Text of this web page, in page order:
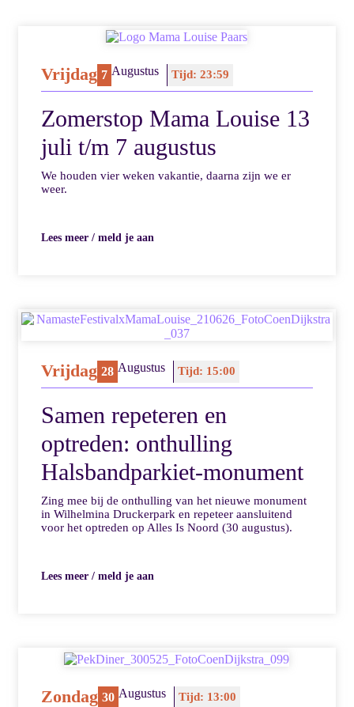
Vrijdag 7 Augustus Tijd: 23:59
Zomerstop Mama Louise 13
juli t/m 7 augustus
We houden vier weken vakantie, daarna zijn we er
weer.
Lees meer / meld je aan
Vrijdag 28 Augustus Tijd: 15:00
Samen repeteren en
optreden: onthulling
Halsbandparkiet-monument
Zing mee bij de onthulling van het nieuwe monument
in Wilhelmina Druckerpark en repeteer aansluitend
voor het optreden op Alles Is Noord (30 augustus).
Lees meer / meld je aan
Zondag 30 Augustus Tijd: 13:00